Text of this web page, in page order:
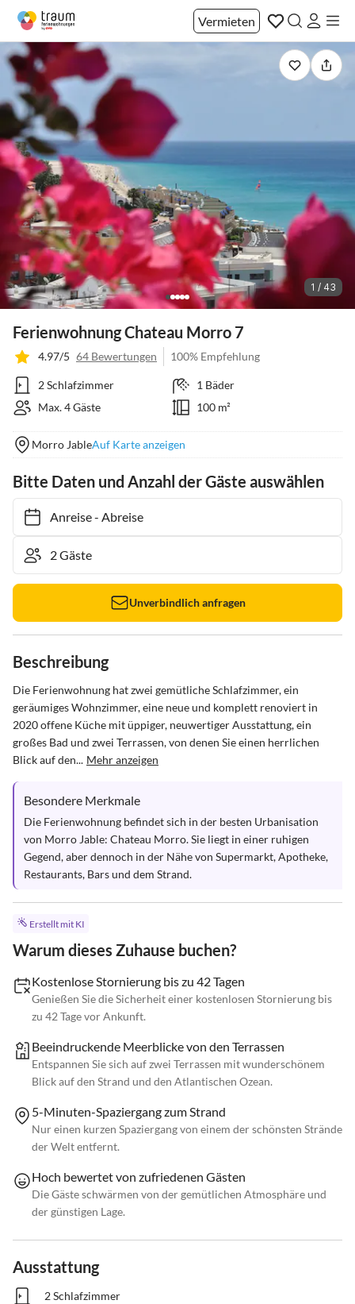
Vermieten
1 / 43
Ferienwohnung Chateau Morro 7
4.97/5 64 Bewertungen 100% Empfehlung
2 Schlafzimmer
1 Bäder
Max. 4 Gäste
100 m²
Morro JableAuf Karte anzeigen
Bitte Daten und Anzahl der Gäste auswählen
Anreise- Abreise
Unverbindlich anfragen
Beschreibung
Die Ferienwohnung hat zwei gemütliche Schlafzimmer, ein
geräumiges Wohnzimmer, eine neue und komplett renoviert in
2020 offene Küche mit üppiger, neuwertiger Ausstattung, ein
großes Bad und zwei Terrassen, von denen Sie einen herrlichen
Blick auf den... Mehr anzeigen
Besondere Merkmale
Die Ferienwohnung befindet sich in der besten Urbanisation
von Morro Jable: Chateau Morro. Sie liegt in einer ruhigen
Gegend, aber dennoch in der Nähe von Supermarkt, Apotheke,
Restaurants, Bars und dem Strand.
Erstellt mit KI
Warum dieses Zuhause buchen?
Kostenlose Stornierung bis zu 42 Tagen
Genießen Sie die Sicherheit einer kostenlosen Stornierung bis
zu 42 Tage vor Ankunft.
Beeindruckende Meerblicke von den Terrassen
Entspannen Sie sich auf zwei Terrassen mit wunderschönem
Blick auf den Strand und den Atlantischen Ozean.
5-Minuten-Spaziergang zum Strand
Nur einen kurzen Spaziergang von einem der schönsten Strände
der Welt entfernt.
Hoch bewertet von zufriedenen Gästen
Die Gäste schwärmen von der gemütlichen Atmosphäre und
der günstigen Lage.
Ausstattung
2 Schlafzimmer